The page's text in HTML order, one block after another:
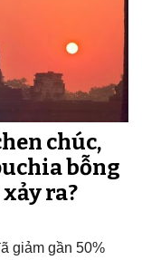
chúc,
bỗng
ra?
giảm gần 50%